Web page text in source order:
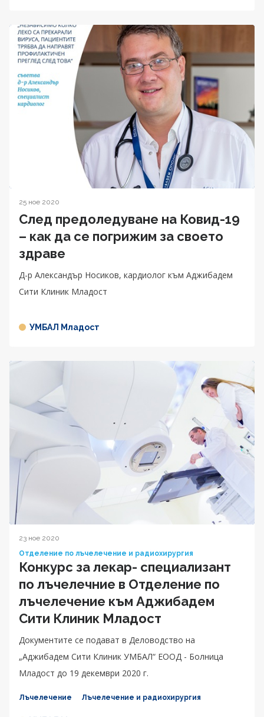
25 ное 2020
След предоледуване на Ковид-19
– как да се погрижим за своето
здраве
Д-р Александър Носиков, кардиолог към Аджибадем
Сити Клиник Младост
УМБАЛ Младост
23 ное 2020
Отделение по лъчелечение и радиохирургия
Конкурс за лекар- специализант
по лъчелечние в Отделение по
лъчелечение към Аджибадем
Сити Клиник Младост
Документите се подават в Деловодство на
„Аджибадем Сити Клиник УМБАЛ“ ЕООД - Болница
Младост до 19 декември 2020 г.
Лъчелечение Лъчелечение и радиохирургия